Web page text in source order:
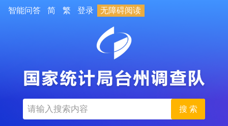
智能问答 简 繁 登录 无障碍阅读
搜 索